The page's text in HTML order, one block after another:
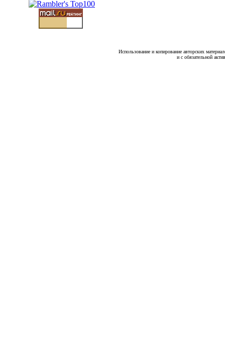
Использование и копирование авторских
и с обязательной